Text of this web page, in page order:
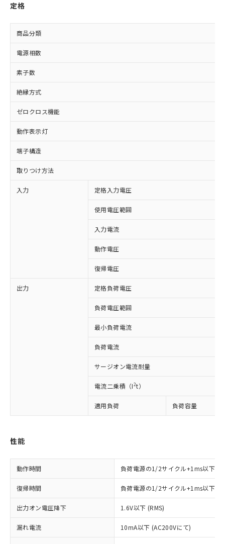
定格
商品分類
電源相数
素子数
絶縁方式
ゼロクロス機能
動作表示灯
端子構造
取りつけ方法
入力 定格入力電圧
使用電圧範囲
入力電流
動作電圧
復帰電圧
出力 定格負荷電圧
負荷電圧範囲
最小負荷電流
負荷電流
サージオン電流耐量
電流二乗積（I2t）
適用負荷 負荷容量
性能
動作時間 負荷電源の1/2サイクル+1ms以下
復帰時間 負荷電源の1/2サイクル+1ms以下
出力オン電圧降下 1.6V以下 (RMS)
漏れ電流 10mA以下 (AC200Vにて)
ご利用条件
以下の条件をお読みいただき、同意のうえ
本サービスは、当社制御機器事業取扱
当社制御機器事業取扱商品の中には、
本サービスの対象外となる商品もある
在庫状況および標準価格照会結果は、
記載している更新日時点での社内デー
タに基づき作成されるものであり、閲
覧された時点での実際の在庫および標
準価格とは異なる場合があることをご
非含有に対応した製品が提供可能な商品で
対応予定：EU RoHS指令（10物質）の非含
有に対応した製品に切り替える予定のある
対応予定なし：EU RoHS指令（10物質）の
定はありません。
調査・確認中：EU RoHS指令（10物質）の
害物質有無と関係のない商品です。
仕入先様の事情により、非含有部品として
いたものが、含有品と判明した場合などや
むを得ず変更することがあります。
*EU RoHS指令（10物質）：
鉛(Pb) 1000ppm以下、 水銀(Hg) 1000ppm以下、 カド
ミウム(Cd) 100ppm以下、
六価クロム(Cr(Ⅵ)) 1000ppm以下、ポリ臭化ビフェニル
類(PBB) 1000ppm以下、ポリ臭化ジフェニルエーテル類
「×」：最大均質材料含有率が中国RoHSの
基準値を超えていることを示します。
「－」：未確認です。当社販売部門へお問
*中国RoHS10物質の基準値 (GB/T26572)：
Pb(鉛) :1000ppm、 Hg(水銀) : 1000ppm、 Cd(カドミウ
ム) : 100ppm、
当社は、これら貴社製品のうち、外国
為替および外国貿易法に定める商品
（以下｢規制貨物等」という）を輸出
または国外への提供する場合は、日本
可)を取得するなどの必要な手続きを
記